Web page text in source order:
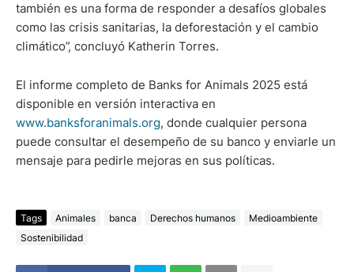
también es una forma de responder a desafíos globales
como las crisis sanitarias, la deforestación y el cambio
climático”, concluyó Katherin Torres.
El informe completo de Banks for Animals 2025 está
disponible en versión interactiva en
www.banksforanimals.org, donde cualquier persona
puede consultar el desempeño de su banco y enviarle un
mensaje para pedirle mejoras en sus políticas.
Tags Animales banca Derechos humanos
Medioambiente
Sostenibilidad